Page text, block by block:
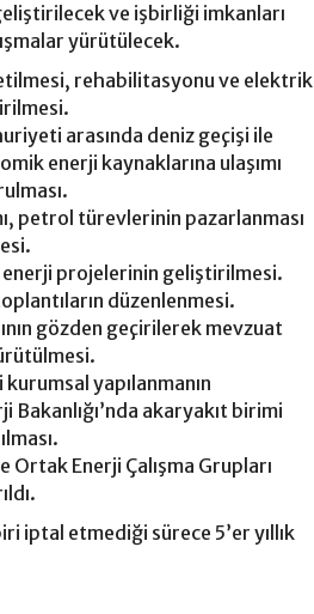
ve işbirliği imkanları
yürütülecek.
rehabilitasyonu ve elektrik
arasında deniz geçişi ile
enerji kaynaklarına ulaşımı
petrol türevlerinin pazarlanması
enerji projelerinin geliştirilmesi.
düzenlenmesi.
gözden geçirilerek mevzuat
yapılanmanın
akaryakıt birimi
Ortak Enerji Çalışma Grupları
iptal etmediği sürece 5’er yıllık